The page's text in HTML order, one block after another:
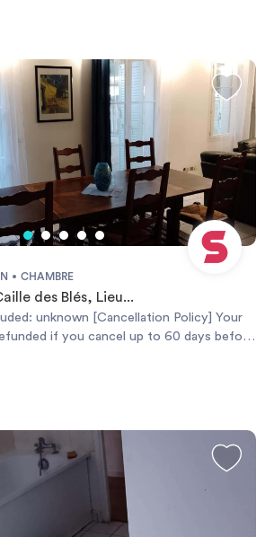
CHAMBRE
des Blés, Lieu...
Policy] Your
if you cancel up to 60 days before
you'll get a 50% refund if you cancel
annulez jusqu'à 60 jours avant la date
30 jours avant.